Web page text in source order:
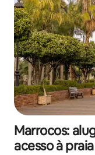
Marrocos:
acesso à praia